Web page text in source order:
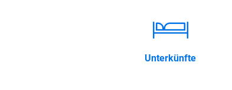
Unterkünfte